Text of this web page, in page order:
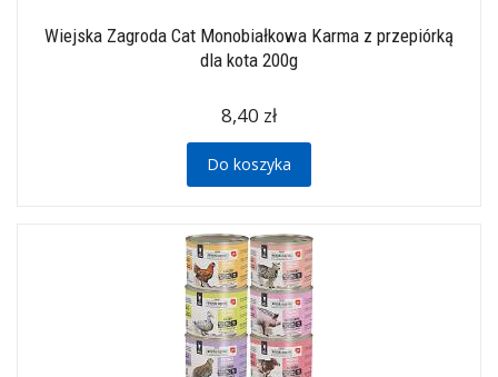
Wiejska Zagroda Cat Monobiałkowa Karma z przepiórką
dla kota 200g
8,40 zł
Do koszyka